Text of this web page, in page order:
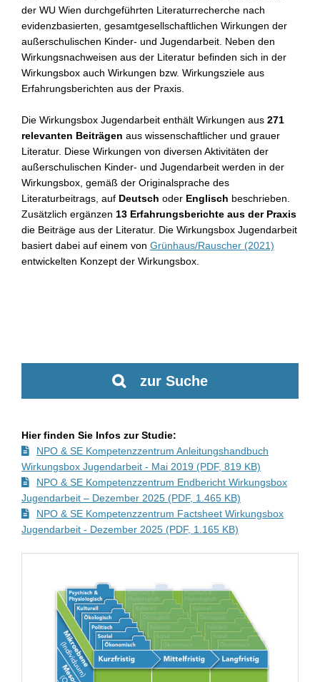
der WU Wien durchgeführten Literaturrecherche nach
evidenzbasierten, gesamtgesellschaftlichen Wirkungen der
außerschulischen Kinder- und Jugendarbeit. Neben den
Wirkungsnachweisen aus der Literatur befinden sich in der
Wirkungsbox auch Wirkungen bzw. Wirkungsziele aus
Erfahrungsberichten aus der Praxis.
Die Wirkungsbox Jugendarbeit enthält Wirkungen aus 271
relevanten Beiträgen aus wissenschaftlicher und grauer
Literatur. Diese Wirkungen von diversen Aktivitäten der
außerschulischen Kinder- und Jugendarbeit werden in der
Wirkungsbox, gemäß der Originalsprache des
Literaturbeitrags, auf Deutsch oder Englisch beschrieben.
Zusätzlich ergänzen 13 Erfahrungsberichte aus der Praxis
die Beiträge aus der Literatur. Die Wirkungsbox Jugendarbeit
basiert dabei auf einem von Grünhaus/Rauscher (2021)
entwickelten Konzept der Wirkungsbox.
zur Suche
Hier finden Sie Infos zur Studie:
NPO & SE Kompetenzzentrum Anleitungshandbuch
Wirkungsbox Jugendarbeit - Mai 2019 (PDF, 819 KB)
NPO & SE Kompetenzzentrum Endbericht Wirkungsbox
Jugendarbeit – Dezember 2025 (PDF, 1.465 KB)
NPO & SE Kompetenzzentrum Factsheet Wirkungsbox
Jugendarbeit - Dezember 2025 (PDF, 1.165 KB)